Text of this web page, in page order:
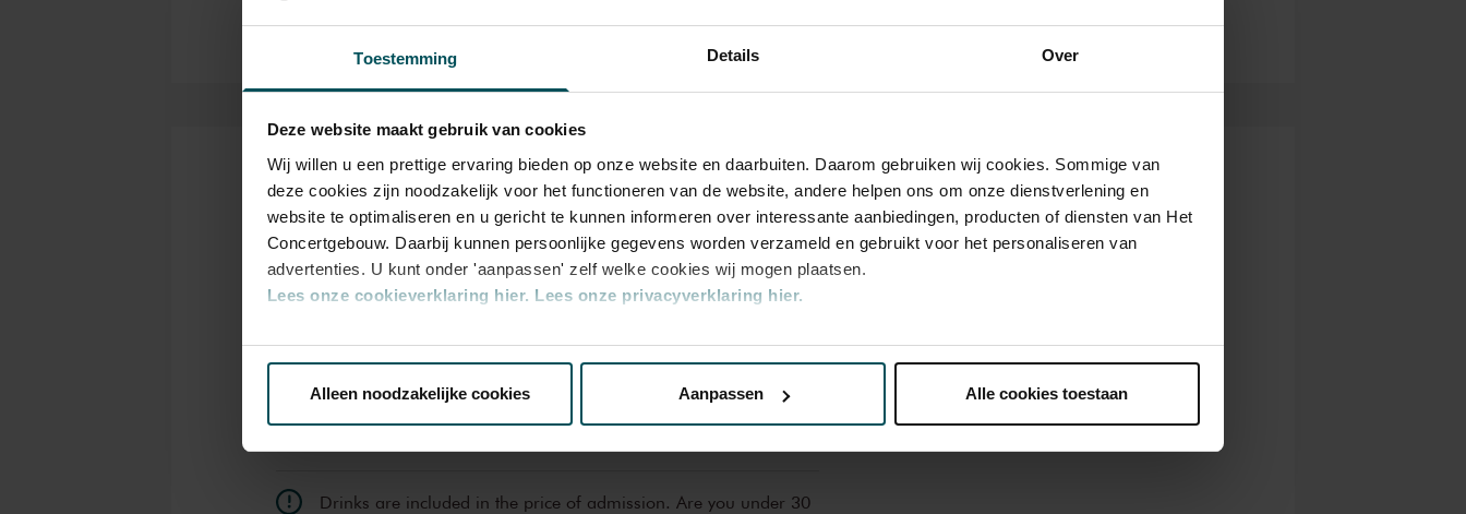
Toestemming Details Over
Deze website maakt gebruik van cookies
Wij willen u een prettige ervaring bieden op onze website en daarbuiten. Daarom gebruiken wij cookies. Sommige van
deze cookies zijn noodzakelijk voor het functioneren van de website, andere helpen ons om onze dienstverlening en
website te optimaliseren en u gericht te kunnen informeren over interessante aanbiedingen, producten of diensten van Het
Concertgebouw. Daarbij kunnen persoonlijke gegevens worden verzameld en gebruikt voor het personaliseren van
advertenties. U kunt onder 'aanpassen' zelf welke cookies wij mogen plaatsen.
Lees onze cookieverklaring hier. Lees onze privacyverklaring hier.
Via decookieverklaringop onze website kunt u uw toestemming op elk moment wijzigen of intrekken.
We werken samen met32 derdendie uw gegevens kunnen ontvangen en verwerken.
Alleen noodzakelijke cookies Aanpassen Alle cookies toestaan
Tickets
Category
Standard €20.00
Drinks are included in the price of admission. Are you under 30